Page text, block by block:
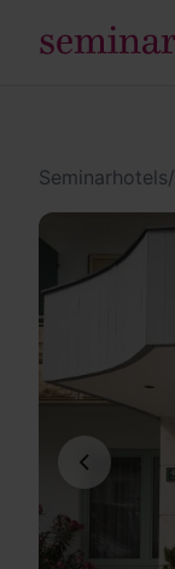
Seminarhotels/